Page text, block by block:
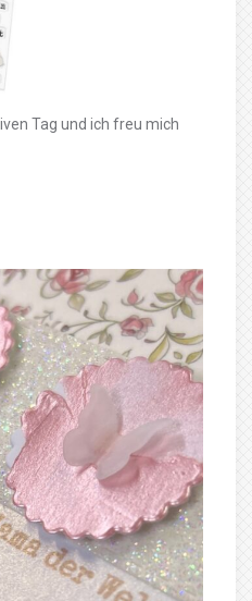
Tag und ich freu mich